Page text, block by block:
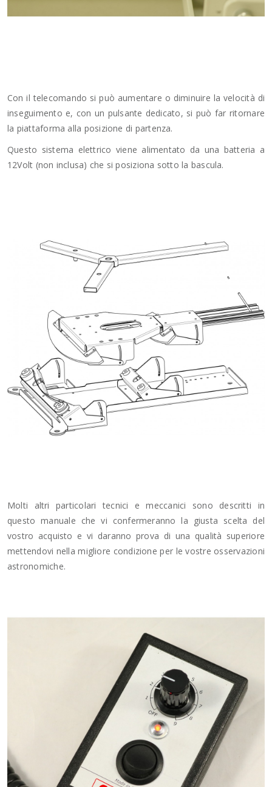
Con il telecomando si può aumentare o diminuire la velocità di
inseguimento e, con un pulsante dedicato, si può far ritornare
la piattaforma alla posizione di partenza.
Questo sistema elettrico viene alimentato da una batteria a
12Volt (non inclusa) che si posiziona sotto la bascula.
Molti altri particolari tecnici e meccanici sono descritti in
questo manuale che vi confermeranno la giusta scelta del
vostro acquisto e vi daranno prova di una qualità superiore
mettendovi nella migliore condizione per le vostre osservazioni
astronomiche.